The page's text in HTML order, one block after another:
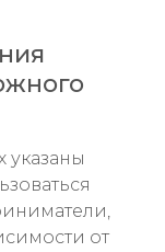
указаны
от